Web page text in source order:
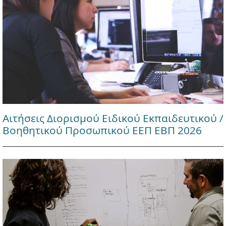
Αιτήσεις Διορισμού Ειδικού Εκπαιδευτικού /
Βοηθητικού Προσωπικού ΕΕΠ ΕΒΠ 2026